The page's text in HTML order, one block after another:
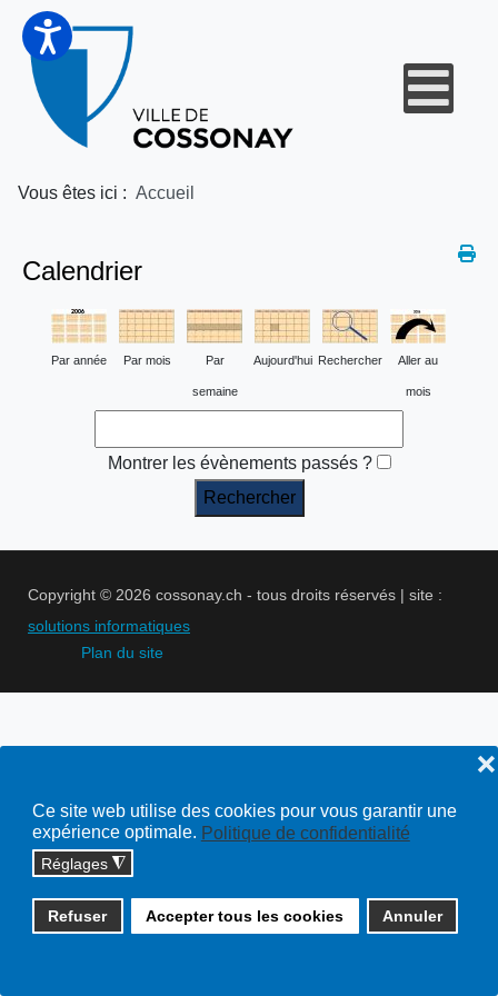
Ce site web utilise des cookies pour vous garantir une
expérience optimale. Politique de confidentialité
Réglages ◮
Refuser Accepter tous les cookies Annuler
❌
Vous êtes ici : Accueil
Calendrier
Par année Par mois Par
semaine
Aujourd'hui Rechercher Aller au
mois
Montrer les évènements passés ?
Copyright © 2026 cossonay.ch - tous droits réservés | site :
solutions informatiques
Plan du site